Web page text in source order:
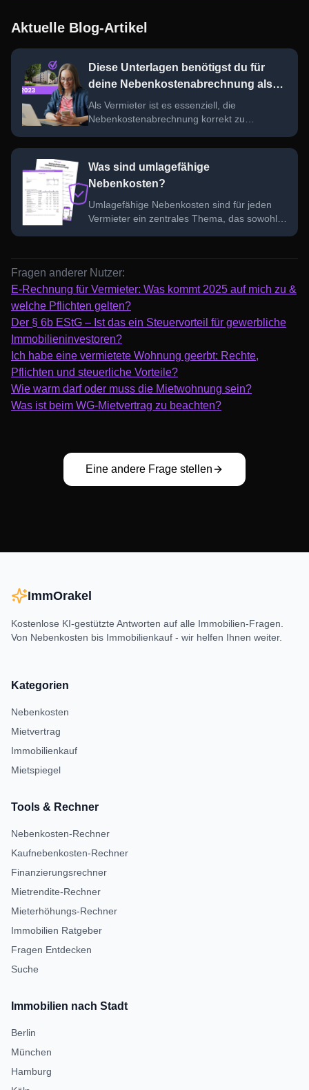
Aktuelle Blog-Artikel
Diese Unterlagen benötigst du für
deine Nebenkostenabrechnung als
Vermieter
Als Vermieter ist es essenziell, die
Nebenkostenabrechnung korrekt zu
Checkliste der wichtigsten Unterlagen und
Tipps, um Fehler zu vermeiden und den
Überblick zu behalten.
Was sind umlagefähige
Nebenkosten?
Umlagefähige Nebenkosten sind für jeden
Vermieter ein zentrales Thema, das sowohl
umgelegt werden und wie funktioniert das?
Fragen anderer Nutzer:
E-Rechnung für Vermieter: Was kommt 2025 auf mich zu &
welche Pflichten gelten?
Der § 6b EStG – Ist das ein Steuervorteil für gewerbliche
Immobilieninvestoren?
Ich habe eine vermietete Wohnung geerbt: Rechte,
Pflichten und steuerliche Vorteile?
Wie warm darf oder muss die Mietwohnung sein?
Was ist beim WG-Mietvertrag zu beachten?
Eine andere Frage stellen
ImmOrakel
Kostenlose KI-gestützte Antworten auf alle Immobilien-Fragen.
Von Nebenkosten bis Immobilienkauf - wir helfen Ihnen weiter.
Kategorien
Nebenkosten
Mietvertrag
Immobilienkauf
Mietspiegel
Tools & Rechner
Nebenkosten-Rechner
Kaufnebenkosten-Rechner
Finanzierungsrechner
Mietrendite-Rechner
Mieterhöhungs-Rechner
Immobilien Ratgeber
Fragen Entdecken
Suche
Immobilien nach Stadt
Berlin
München
Hamburg